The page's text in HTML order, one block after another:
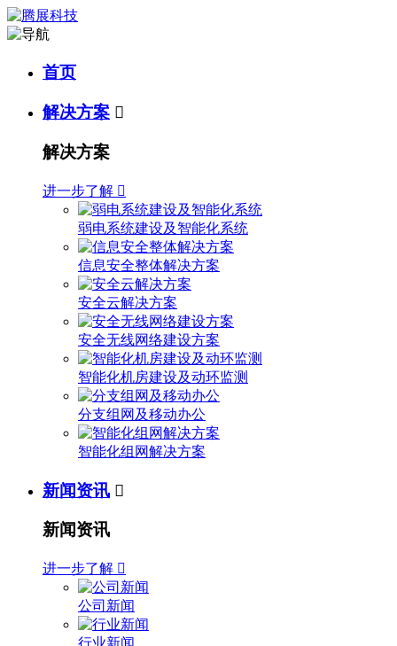
首页
解决方案 
解决方案
进一步了解 
弱电系统建设及智能化系统
信息安全整体解决方案
安全云解决方案
安全无线网络建设方案
智能化机房建设及动环监测
分支组网及移动办公
智能化组网解决方案
新闻资讯 
新闻资讯
进一步了解 
公司新闻
行业新闻